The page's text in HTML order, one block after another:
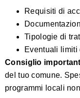
Requisiti di
Tipologie di
Eventuali limiti
Consiglio
del tuo comune.
programmi locali